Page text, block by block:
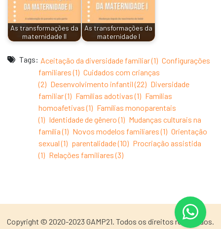
As transformações da
maternidade II
As transformações da
maternidade I
Tags: Aceitação da diversidade familiar (1) Configurações
familiares (1) Cuidados com crianças
(2) Desenvolvimento infantil (22) Diversidade
familiar (1) Famílias adotivas (1) Famílias
homoafetivas (1) Famílias monoparentais
(1) Identidade de gênero (1) Mudanças culturais na
família (1) Novos modelos familiares (1) Orientação
sexual (1) parentalidade (10) Procriação assistida
(1) Relações familiares (3)
Copyright © 2020-2023 GAMP21. Todos os direitos reservados.